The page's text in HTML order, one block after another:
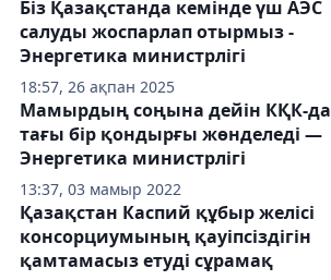
18:57, 26 ақпан 2025
Біз Қазақстанда кемінде үш АЭС
салуды жоспарлап отырмыз -
Энергетика министрлігі
13:37, 03 мамыр 2022
Мамырдың соңына дейін КҚК-да
тағы бір қондырғы жөнделеді —
Энергетика министрлігі
Қазақстан Каспий құбыр желісі
консорциумының қауіпсіздігін
қамтамасыз етуді сұрамақ